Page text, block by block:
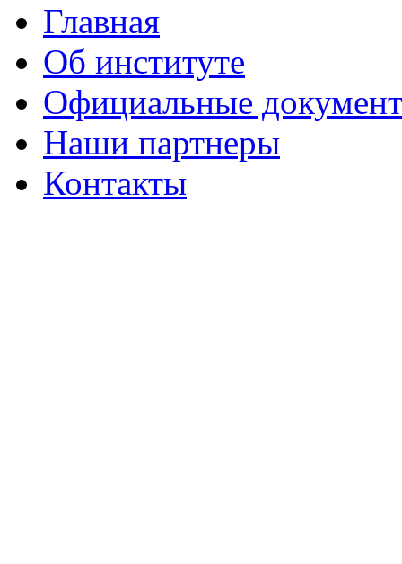
Главная
Об институте
Официальные
Наши партнеры
Контакты